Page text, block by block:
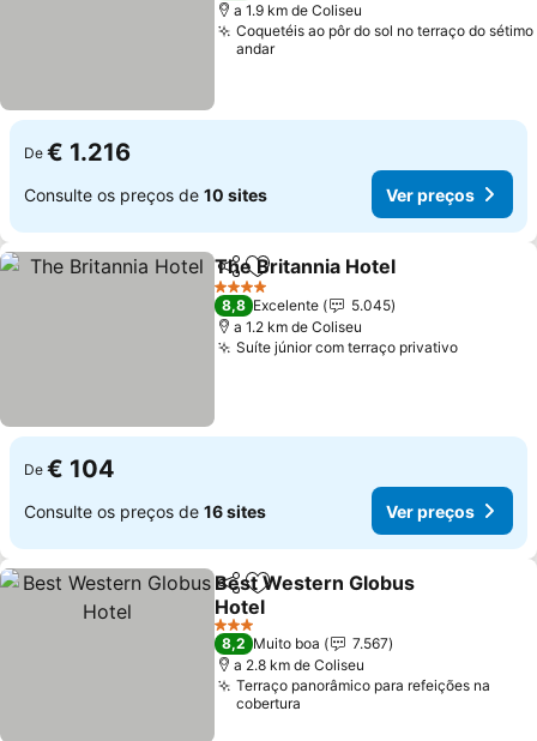
a 1.9 km de Coliseu
Coquetéis ao pôr do sol no terraço do sétimo
andar
De € 1.216
Consulte os preços de 10 sites Ver preços
PartilharAdicionar aos favoritos
The Britannia Hotel
4 Estrelas
8,8 Excelente
5.045
a 1.2 km de Coliseu
Suíte júnior com terraço privativo
De € 104
Consulte os preços de 16 sites Ver preços
PartilharAdicionar aos favoritos
Best Western Globus
Hotel
3 Estrelas
8,2 Muito boa
7.567
a 2.8 km de Coliseu
Terraço panorâmico para refeições na
cobertura